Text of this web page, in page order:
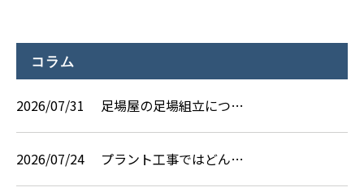
コラム
2026/07/31 足場屋の足場組立につ…
2026/07/24 プラント工事ではどん…